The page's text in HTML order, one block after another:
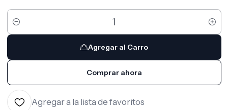
Cantidad
Agregar al Carro
Comprar ahora
Agregar a la lista de favoritos